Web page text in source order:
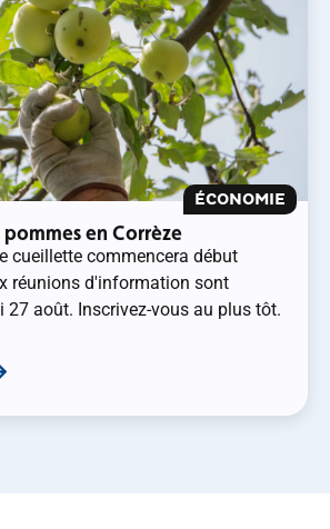
ÉCONOMIE
pommes en Corrèze
cueillette commencera début
réunions d'information sont
27 août. Inscrivez-vous au plus tôt.